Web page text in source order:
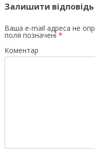
Залишити відповідь
Ваша e-mail адреса не
поля позначені *
Коментар